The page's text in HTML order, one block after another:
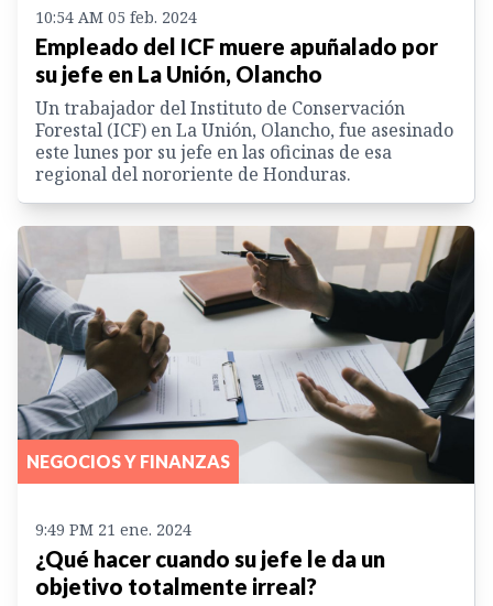
10:54 AM 05 feb. 2024
Empleado del ICF muere apuñalado por
su jefe en La Unión, Olancho
Un trabajador del Instituto de Conservación
Forestal (ICF) en La Unión, Olancho, fue asesinado
este lunes por su jefe en las oficinas de esa
regional del nororiente de Honduras.
NEGOCIOS Y FINANZAS
9:49 PM 21 ene. 2024
¿Qué hacer cuando su jefe le da un
objetivo totalmente irreal?